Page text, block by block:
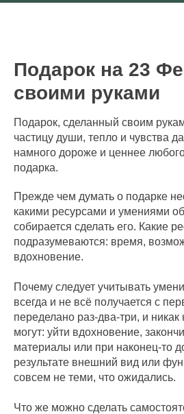
Подарок на 23
своими руками
Подарок, сделанный своим
частицу души, тепло и чувства
намного дороже и ценнее
подарка.
Прежде чем думать о подарке
какими ресурсами и умениями
собирается сделать его. Какие
подразумеваются: время,
вдохновение.
Почему следует учитывать
всегда и не всё получается с
переделано раз-два-три, и
могут: уйти вдохновение,
материалы или при наконец-то
результате внешний вид или
совсем не теми, что ожидались.
Что же можно сделать